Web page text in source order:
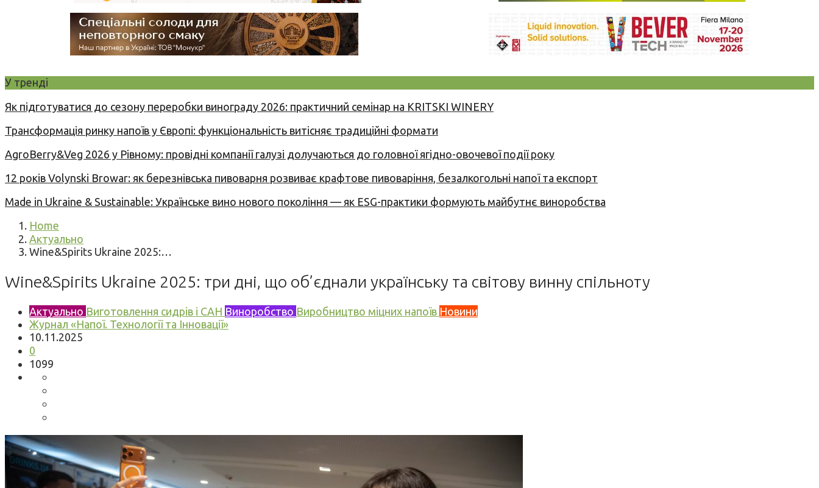
У тренді
Як підготуватися до сезону переробки винограду 2026: практичний семінар на KRITSKI WINERY
Трансформація ринку напоїв у Європі: функціональність витісняє традиційні формати
AgroBerry&Veg 2026 у Рівному: провідні компанії галузі долучаються до головної ягідно-овочевої події року
12 років Volynski Browar: як березнівська пивоварня розвиває крафтове пивоваріння, безалкогольні напої та експорт
Made in Ukraine & Sustainable: Українське вино нового покоління — як ESG-практики формують майбутнє виноробства
Home
Актуально
Wine&Spirits Ukraine 2025:…
Wine&Spirits Ukraine 2025: три дні, що об’єднали українську та світову винну спільноту
Актуально Виготовлення сидрів і САН Виноробство Виробництво міцних напоїв Новини
Журнал «Напої. Технології та Інновації»
10.11.2025
0
1099